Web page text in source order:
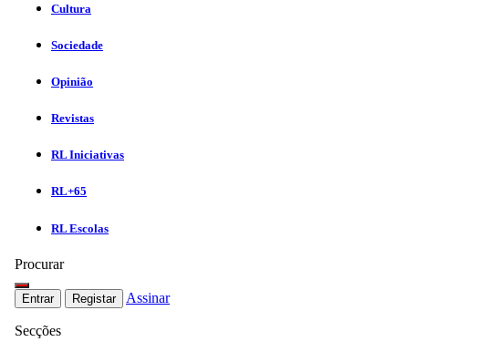
Cultura
Sociedade
Opinião
Revistas
RL Iniciativas
RL+65
RL Escolas
Procurar
Entrar Registar Assinar
Secções